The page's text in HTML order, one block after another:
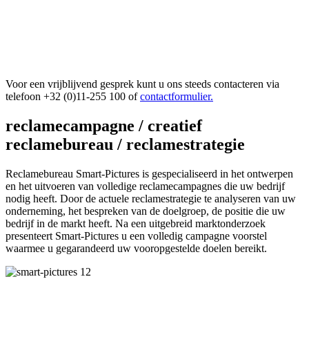
Voor een vrijblijvend gesprek kunt u ons steeds contacteren via
telefoon +32 (0)11-255 100 ofcontactformulier.
reclamecampagne / creatief
reclamebureau / reclamestrategie
Reclamebureau Smart-Pictures is gespecialiseerd in het ontwerpen
en het uitvoeren van volledige reclamecampagnes die uw bedrijf
nodig heeft. Door de actuele reclamestrategie te analyseren van uw
onderneming, het bespreken van de doelgroep, de positie die uw
bedrijf in de markt heeft. Na een uitgebreid marktonderzoek
presenteert Smart-Pictures u een volledig campagne voorstel
waarmee u gegarandeerd uw vooropgestelde doelen bereikt.